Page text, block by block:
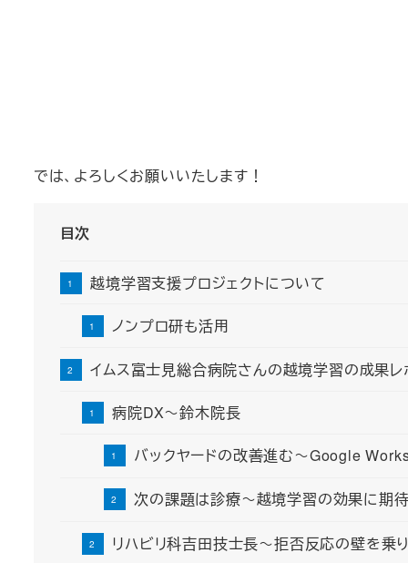
では、よろしくお願いいたします！
目次
越境学習支援プロジェクトについて
ノンプロ研も活用
イムス富士見総合病院さんの越境学習の成果レ
病院DX～鈴木院長
バックヤードの改善進む～Google
次の課題は診療～越境学習の効果に期
リハビリ科吉田技士長～拒否反応の壁を乗